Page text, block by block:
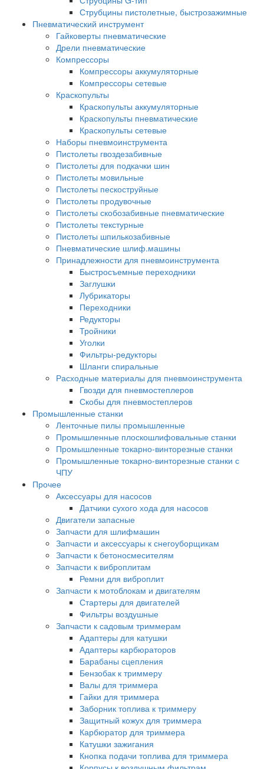
Струбцины пистолетные, быстрозажимные
Пневматический инструмент
Гайковерты пневматические
Дрели пневматические
Компрессоры
Компрессоры аккумуляторные
Компрессоры сетевые
Краскопульты
Краскопульты аккумуляторные
Краскопульты пневматические
Краскопульты сетевые
Наборы пневмоинструмента
Пистолеты гвоздезабивные
Пистолеты для подкачки шин
Пистолеты мовильные
Пистолеты пескоструйные
Пистолеты продувочные
Пистолеты скобозабивные пневматические
Пистолеты текстурные
Пистолеты шпилькозабивные
Пневматические шлиф.машины
Принадлежности для пневмоинструмента
Быстросъемные переходники
Заглушки
Лубрикаторы
Переходники
Редукторы
Тройники
Уголки
Фильтры-редукторы
Шланги спиральные
Расходные материалы для пневмоинструмента
Гвозди для пневмостеплеров
Скобы для пневмостеплеров
Промышленные станки
Ленточные пилы промышленные
Промышленные плоскошлифовальные станки
Промышленные токарно-винторезные станки
Промышленные токарно-винторезные станки с
ЧПУ
Прочее
Аксессуары для насосов
Датчики сухого хода для насосов
Двигатели запасные
Запчасти для шлифмашин
Запчасти и аксессуары к снегоуборщикам
Запчасти к бетоносмесителям
Запчасти к виброплитам
Ремни для виброплит
Запчасти к мотоблокам и двигателям
Стартеры для двигателей
Фильтры воздушные
Запчасти к садовым триммерам
Адаптеры для катушки
Адаптеры карбюраторов
Барабаны сцепления
Бензобак к триммеру
Валы для триммера
Гайки для триммера
Заборник топлива к триммеру
Защитный кожух для триммера
Карбюратор для триммера
Катушки зажигания
Кнопка подачи топлива для триммера